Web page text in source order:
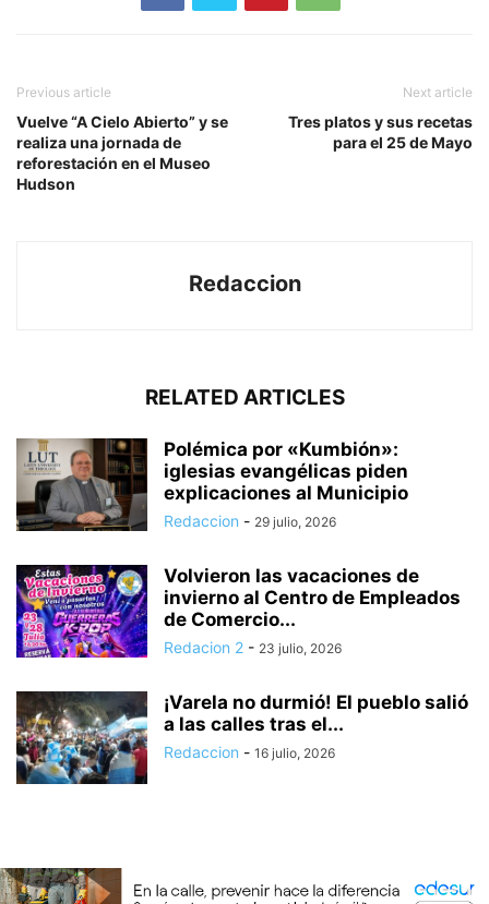
Previous article
Vuelve “A Cielo Abierto” y se
realiza una jornada de
reforestación en el Museo
Hudson
Next article
Tres platos y sus recetas
para el 25 de Mayo
Redaccion
RELATED ARTICLES
Polémica por «Kumbión»:
iglesias evangélicas piden
explicaciones al Municipio
Redaccion - 29 julio, 2026
Volvieron las vacaciones de
invierno al Centro de Empleados
de Comercio...
Redacion 2 - 23 julio, 2026
¡Varela no durmió! El pueblo salió
a las calles tras el...
Redaccion - 16 julio, 2026